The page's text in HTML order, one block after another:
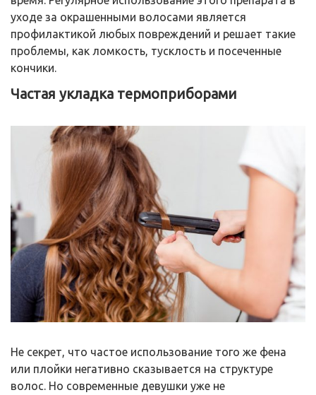
уходе за окрашенными волосами является
профилактикой любых повреждений и решает такие
проблемы, как ломкость, тусклость и посеченные
кончики.
Частая укладка термоприборами
Не секрет, что частое использование того же фена
или плойки негативно сказывается на структуре
волос. Но современные девушки уже не